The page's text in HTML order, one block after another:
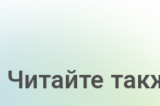
Читайте